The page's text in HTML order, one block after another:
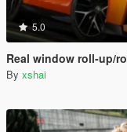
5.0
Real window roll‑up/
By xshai